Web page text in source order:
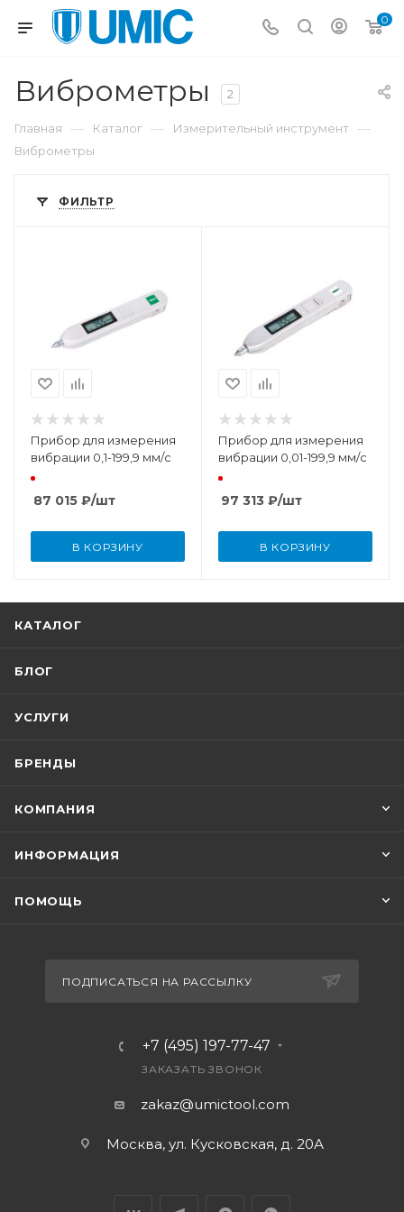
0
Виброметры 2
Главная — Каталог — Измерительный инструмент —
Виброметры
ФИЛЬТР
Прибор для измерения
вибрации 0,1-199,9 мм/с
87 015 ₽/шт
В КОРЗИНУ
Прибор для измерения
вибрации 0,01-199,9 мм/с
97 313 ₽/шт
В КОРЗИНУ
КАТАЛОГ
БЛОГ
УСЛУГИ
БРЕНДЫ
КОМПАНИЯ
ИНФОРМАЦИЯ
ПОМОЩЬ
ПОДПИСАТЬСЯ НА РАССЫЛКУ
+7 (495) 197-77-47
ЗАКАЗАТЬ ЗВОНОК
zakaz@umictool.com
Москва, ул. Кусковская, д. 20А